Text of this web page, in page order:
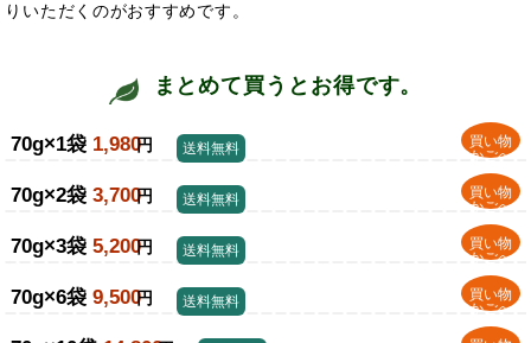
りいただくのがおすすめです。
まとめて買うとお得です。
70g×1袋 1,980円
買い物
かごへ
送料無料
70g×2袋 3,700円
買い物
かごへ
送料無料
70g×3袋 5,200円
買い物
かごへ
送料無料
70g×6袋 9,500円
買い物
かごへ
送料無料